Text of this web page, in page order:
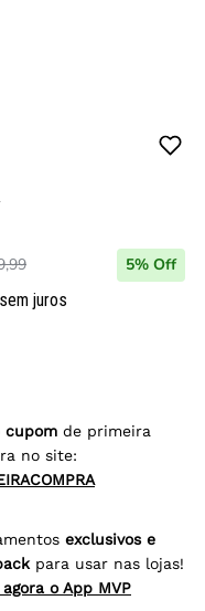
5% Off
sem juros
cupom de primeira
no site:
exclusivos e
para usar nas lojas!
agora o App MVP